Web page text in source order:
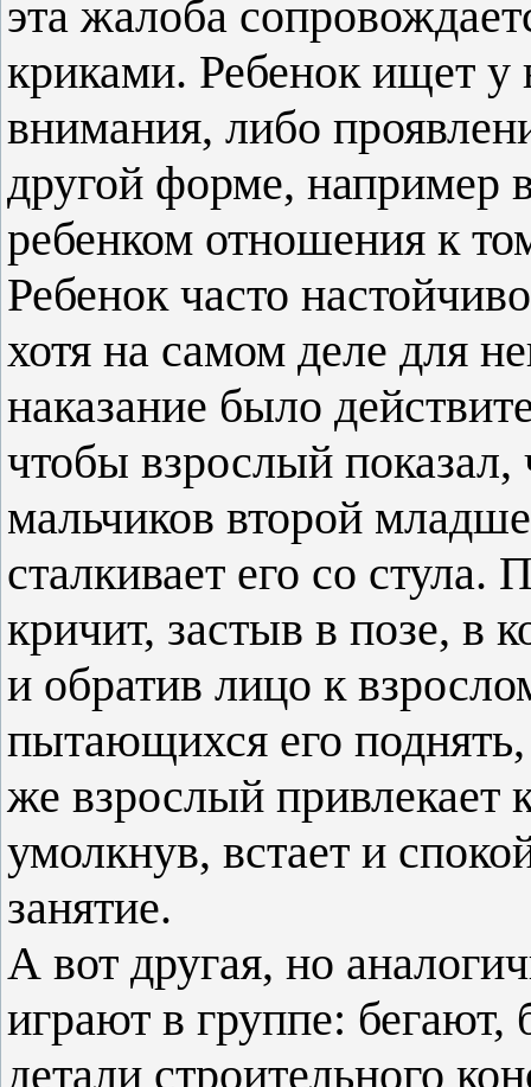
эта жалоба
криками. Ребенок ищет у
внимания, либо
другой форме, например
ребенком отношения к
Ребенок часто
хотя на самом деле для
наказание было
чтобы взрослый
мальчиков второй
сталкивает его со стула.
кричит, застыв в позе, в
и обратив лицо к
пытающихся его
же взрослый привлекает
умолкнув, встает и
занятие.
А вот другая, но
играют в группе: бегают,
детали строительного